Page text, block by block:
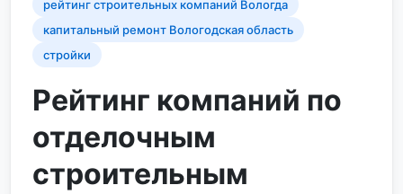
рейтинг строительных компаний Вологда
капитальный ремонт Вологодская область
стройки
Рейтинг компаний по
отделочным
строительным